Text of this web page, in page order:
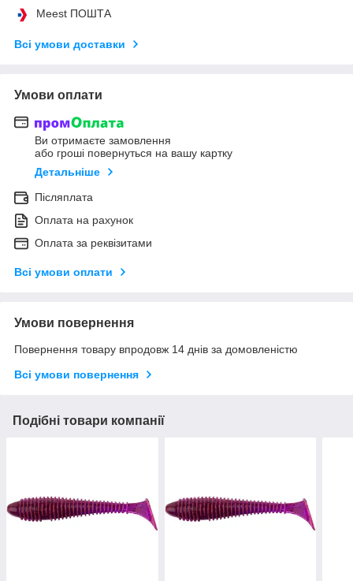
Meest ПОШТА
Всі умови доставки
Умови оплати
Ви отримаєте замовлення
або гроші повернуться на вашу картку
Детальніше
Післяплата
Оплата на рахунок
Оплата за реквізитами
Всі умови оплати
Умови повернення
Повернення товару впродовж 14 днів за домовленістю
Всі умови повернення
Подібні товари компанії